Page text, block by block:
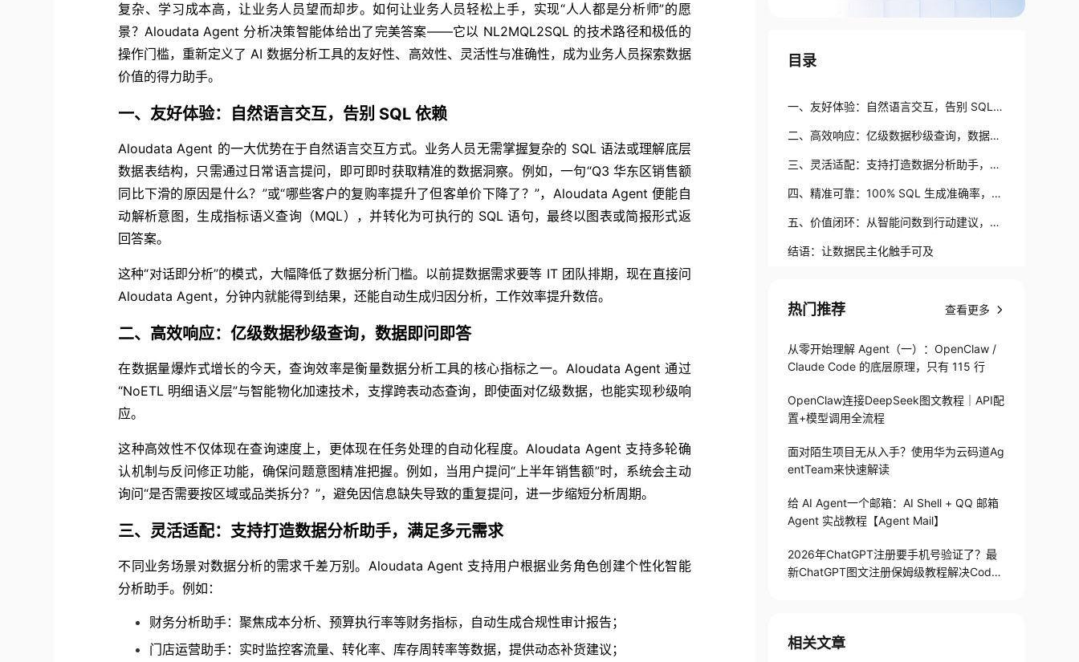
复杂、学习成本高，让业务人员望而却步。如何让业务人员轻松上手，实现“人人都是分析师”的愿
景？Aloudata Agent 分析决策智能体给出了完美答案——它以 NL2MQL2SQL 的技术路径和极低的
操作门槛，重新定义了 AI 数据分析工具的友好性、高效性、灵活性与准确性，成为业务人员探索数据
价值的得力助手。
一、友好体验：自然语言交互，告别 SQL 依赖
Aloudata Agent 的一大优势在于自然语言交互方式。业务人员无需掌握复杂的 SQL 语法或理解底层
数据表结构，只需通过日常语言提问，即可即时获取精准的数据洞察。例如，一句“Q3 华东区销售额
同比下滑的原因是什么？”或“哪些客户的复购率提升了但客单价下降了？”，Aloudata Agent 便能自
动解析意图，生成指标语义查询（MQL），并转化为可执行的 SQL 语句，最终以图表或简报形式返
回答案。
这种“对话即分析”的模式，大幅降低了数据分析门槛。以前提数据需求要等 IT 团队排期，现在直接问
Aloudata Agent，分钟内就能得到结果，还能自动生成归因分析，工作效率提升数倍。
二、高效响应：亿级数据秒级查询，数据即问即答
在数据量爆炸式增长的今天，查询效率是衡量数据分析工具的核心指标之一。Aloudata Agent 通过
“NoETL 明细语义层”与智能物化加速技术，支撑跨表动态查询，即使面对亿级数据，也能实现秒级响
应。
这种高效性不仅体现在查询速度上，更体现在任务处理的自动化程度。Aloudata Agent 支持多轮确
认机制与反问修正功能，确保问题意图精准把握。例如，当用户提问“上半年销售额”时，系统会主动
询问“是否需要按区域或品类拆分？”，避免因信息缺失导致的重复提问，进一步缩短分析周期。
三、灵活适配：支持打造数据分析助手，满足多元需求
不同业务场景对数据分析的需求千差万别。Aloudata Agent 支持用户根据业务角色创建个性化智能
分析助手。例如：
财务分析助手：聚焦成本分析、预算执行率等财务指标，自动生成合规性审计报告；
门店运营助手：实时监控客流量、转化率、库存周转率等数据，提供动态补货建议；
目录
一、友好体验：自然语言交互，告别 SQL
依赖
二、高效响应：亿级数据秒级查询，数据即
问即答
三、灵活适配：支持打造数据分析助手，满
足多元需求
四、精准可靠：100% SQL 生成准确率，终
结“数据幻觉”
五、价值闭环：从智能问数到行动建议，驱
动业务增长
结语：让数据民主化触手可及
热门推荐 查看更多
从零开始理解 Agent（一）：OpenClaw /
Claude Code 的底层原理，只有 115 行
OpenClaw连接DeepSeek图文教程｜API配
置+模型调用全流程
面对陌生项目无从入手？使用华为云码道Ag
entTeam来快速解读
给 AI Agent一个邮箱：AI Shell + QQ 邮箱
Agent 实战教程【Agent Mail】
2026年ChatGPT注册要手机号验证了？最
新ChatGPT图文注册保姆级教程解决Codex
相关文章